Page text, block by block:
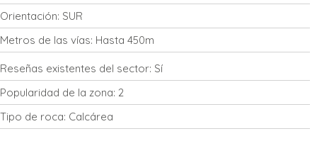
Orientación: SUR
Metros de las vías: Hasta 450m
Reseñas existentes del sector: Sí
Popularidad de la zona: 2
Tipo de roca: Calcárea